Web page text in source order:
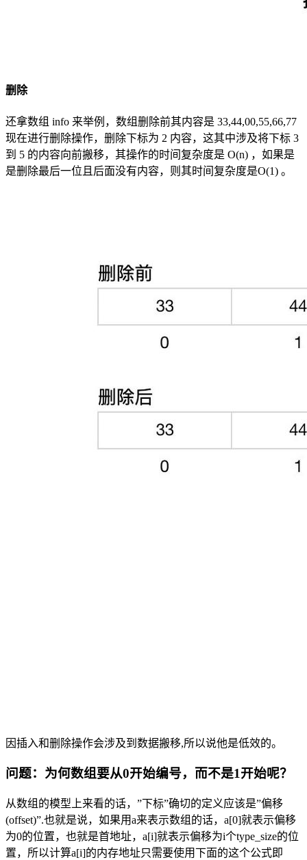
删除
还拿数组 info 来举例，数组删除前其内容是 33,44,00,55,66,77
现在进行删除操作，删除下标为 2 内容，这其中涉及将下标 3
到 5 的内容向前搬移，其操作的时间复杂度是 O(n) ，如果是
是删除最后一位且后面没有内容，则其时间复杂度是O(1) 。
因插入和删除操作会涉及到数据搬移,所以说他是低效的。
问题：为何数组要从0开始编号，而不是1开始呢？
从数组的模型上来看的话，”下标”确切的定义应该是”偏移
(offset)”.也就是说，如果用a来表示数组的话，a[0]就表示偏移
为0的位置，也就是首地址，a[i]就表示偏移为i个type_size的位
置，所以计算a[i]的内存地址只需要使用下面的这个公式即